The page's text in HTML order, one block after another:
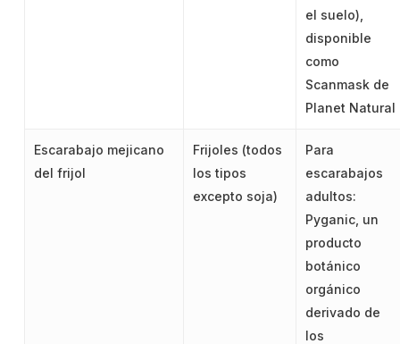
el suelo),
disponible
como
Scanmask de
Planet Natural
Escarabajo mejicano
del frijol
Frijoles (todos
los tipos
excepto soja)
Para
escarabajos
adultos:
Pyganic, un
producto
botánico
orgánico
derivado de
los